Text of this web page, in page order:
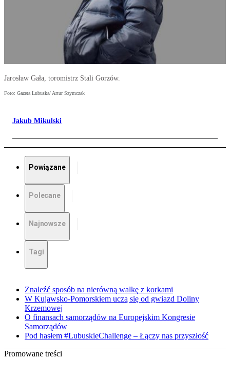
Jarosław Gała, toromistrz Stali Gorzów.
Foto: Gazeta Lubuska/ Artur Szymczak
Jakub Mikulski
Powiązane
Polecane
Najnowsze
Tagi
Znaleźć sposób na nierówną walkę z korkami
W Kujawsko-Pomorskiem uczą się od gwiazd Doliny
Krzemowej
O finansach samorządów na Europejskim Kongresie
Samorządów
Pod hasłem #LubuskieChallenge – Łączy nas przyszłość
Promowane treści